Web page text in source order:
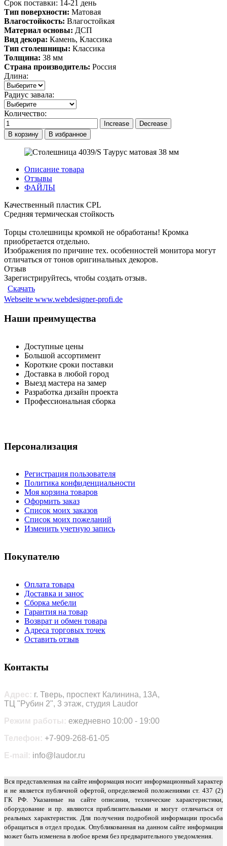
Срок поставки: 14-21 день
Тип поверхности: Матовая
Влагостойкость: Влагостойкая
Материал основы: ДСП
Вид декора: Камень, Классика
Тип столешницы: Классика
Толщина: 38 мм
Страна производитель: Россия
Длина:
Радиус завала:
Количество:
В корзину В избранное
Описание товара
Отзывы
ФАЙЛЫ
Качественный пластик CPL
Средняя термическая стойкость
Торцы столешницы кромкой не обработаны! Кромка
приобретается отдельно.
Изображения по причине тех. особенностей монитора могут
отличаться от тонов оригинальных декоров.
Отзыв
Зарегистрируйтесь, чтобы создать отзыв.
Скачать
Webseite www.webdesigner-profi.de
Наши преимущества
Доступные цены
Большой ассортимент
Короткие сроки поставки
Доставка в любой город
Выезд мастера на замер
Разработка дизайн проекта
Профессиональная сборка
Персонализация
Регистрация пользователя
Политика конфиденциальности
Моя корзина товаров
Оформить заказ
Список моих заказов
Список моих пожеланий
Изменить учетную запись
Покупателю
Оплата товара
Доставка и занос
Сборка мебели
Гарантия на товар
Возврат и обмен товара
Адреса торговых точек
Оставить отзыв
Контакты
Адрес: г. Тверь, проспект Калинина, 13А,
ТЦ "Рубин 2", 3 этаж, студия Laudor
Режим работы: ежедневно 10:00 - 19:00
Телефон: +7-909-268-61-05
E-mail: info@laudor.ru
Вся представленная на сайте информация носит информационный характер
и не является публичной офертой, определяемой положениями ст. 437 (2)
ГК РФ. Указанные на сайте описания, технические характеристики,
оборудование и пр. являются приблизительными и могут отличаться от
реальных характеристик. Для получения подробной информации просьба
обращаться в отдел продаж. Опубликованная на данном сайте информация
может быть изменена в любое время без предварительного уведомления.